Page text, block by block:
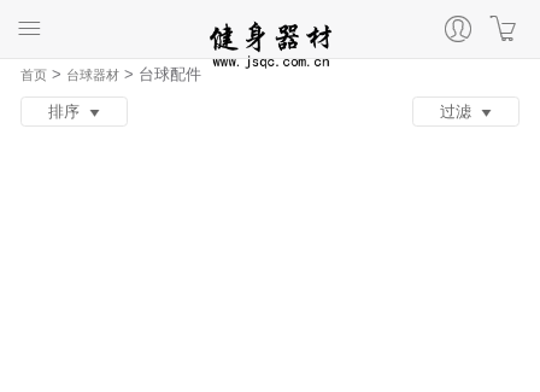
首页> 台球器材> 台球配件
排序 过滤